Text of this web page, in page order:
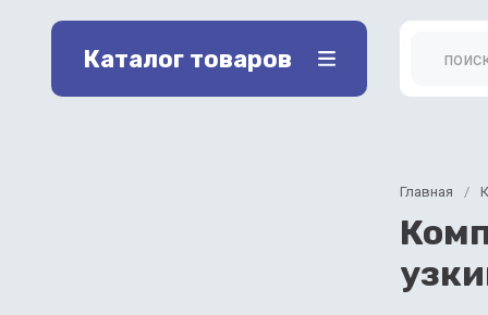
Каталог товаров
Главная /